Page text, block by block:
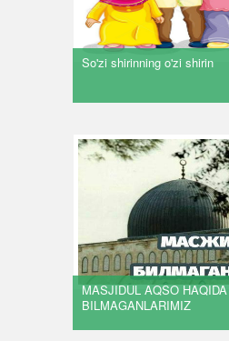
So'zi shirinning o'zi shirin
MASJIDUL AQSO HAQIDA
BILMAGANLARIMIZ